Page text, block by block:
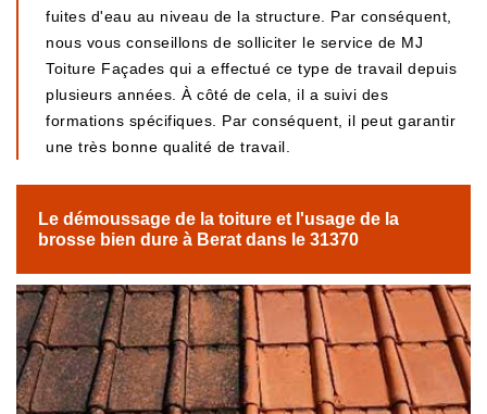
fuites d'eau au niveau de la structure. Par conséquent,
nous vous conseillons de solliciter le service de MJ
Toiture Façades qui a effectué ce type de travail depuis
plusieurs années. À côté de cela, il a suivi des
formations spécifiques. Par conséquent, il peut garantir
une très bonne qualité de travail.
Le démoussage de la toiture et l'usage de la
brosse bien dure à Berat dans le 31370